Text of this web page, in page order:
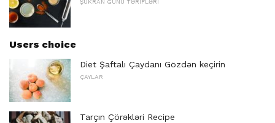
ŞÜKRAN GÜNÜ TƏRIFLƏRI
Users choice
Diet Şaftalı Çaydanı Gözdən keçirin
ÇAYLAR
Tarçın Çörəkləri Recipe